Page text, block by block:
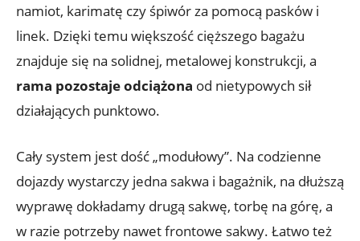
namiot, karimatę czy śpiwór za pomocą pasków i
linek. Dzięki temu większość cięższego bagażu
znajduje się na solidnej, metalowej konstrukcji, a
rama pozostaje odciążona od nietypowych sił
działających punktowo.
Cały system jest dość „modułowy”. Na codzienne
dojazdy wystarczy jedna sakwa i bagażnik, na dłuższą
wyprawę dokładamy drugą sakwę, torbę na górę, a
w razie potrzeby nawet frontowe sakwy. Łatwo też